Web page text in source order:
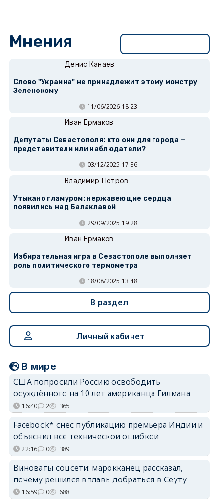
Мнения
Денис Канаев
Слово "Украина" не принадлежит этому монстру
Зеленскому
11/06/2026 18:23
Иван Ермаков
Депутаты Севастополя: кто они для города —
представители или наблюдатели?
03/12/2025 17:36
Владимир Петров
Утыкано гламуром: нержавеющие сердца
появились над Балаклавой
29/09/2025 19:28
Иван Ермаков
Избирательная игра в Севастополе выполняет
роль политического термометра
18/08/2025 13:48
В раздел
Личный кабинет
В мире
США попросили Россию освободить
осуждённого на 10 лет американца Гилмана
16:40 2 365
Facebook* снёс публикацию премьера Индии и
объяснил всё технической ошибкой
22:16 0 389
Виноваты соцсети: марокканец рассказал,
почему решился вплавь добраться в Сеуту
16:59 0 688